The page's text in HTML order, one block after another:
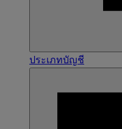
ประเภทบัญชี